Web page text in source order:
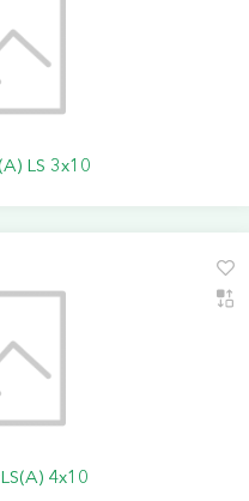
LS 3х10
4х10